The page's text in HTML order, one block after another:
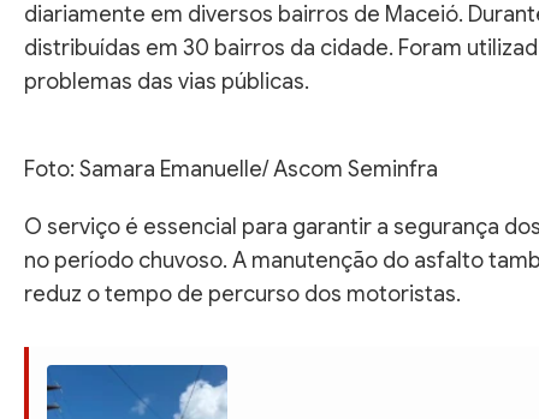
diariamente em diversos bairros de Maceió.
distribuídas em 30 bairros da cidade. Foram
problemas das vias públicas.
Foto: Samara Emanuelle/ Ascom Seminfra
O serviço é essencial para garantir a segurança
no período chuvoso. A manutenção do asfalto
reduz o tempo de percurso dos motoristas.